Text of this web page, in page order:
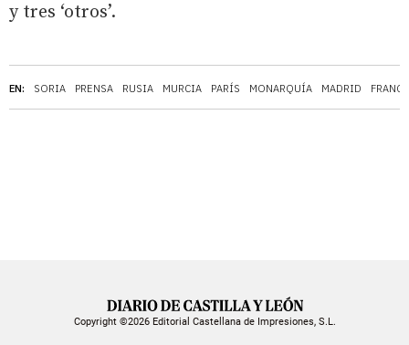
EN: SORIA PRENSA RUSIA MURCIA PARÍS MONARQUÍA MADRID
y tres ‘otros’.
Copyright ©2026 Editorial Castellana de Impresiones, S.L.